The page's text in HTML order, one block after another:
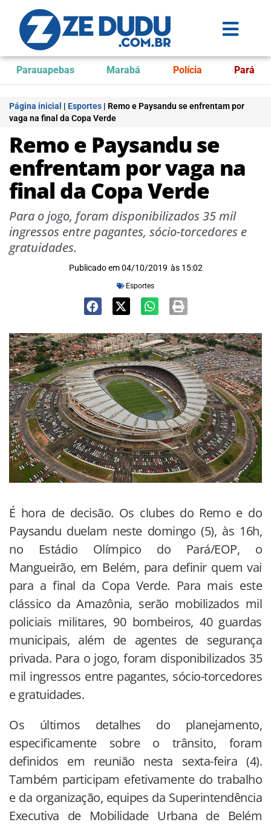
Parauapebas Marabá Polícia Pará
Página inicial | Esportes | Remo e Paysandu se enfrentam por
vaga na final da Copa Verde
Remo e Paysandu se
enfrentam por vaga na
final da Copa Verde
Para o jogo, foram disponibilizados 35 mil
ingressos entre pagantes, sócio-torcedores e
gratuidades.
Publicado em 04/10/2019 às 15:02
Esportes
É hora de decisão. Os clubes do Remo e do
Paysandu duelam neste domingo (5), às 16h,
no Estádio Olímpico do Pará/EOP, o
Mangueirão, em Belém, para definir quem vai
para a final da Copa Verde. Para mais este
clássico da Amazônia, serão mobilizados mil
policiais militares, 90 bombeiros, 40 guardas
municipais, além de agentes de segurança
privada. Para o jogo, foram disponibilizados 35
mil ingressos entre pagantes, sócio-torcedores
e gratuidades.
Os últimos detalhes do planejamento,
especificamente sobre o trânsito, foram
definidos em reunião nesta sexta-feira (4).
Também participam efetivamente do trabalho
e da organização, equipes da Superintendência
Executiva de Mobilidade Urbana de Belém